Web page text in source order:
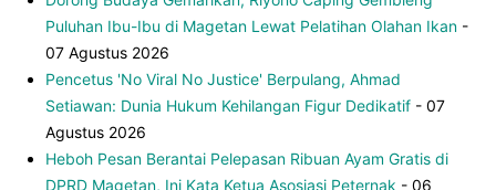
Puluhan Ibu-Ibu di Magetan Lewat Pelatihan Olahan Ikan -
07 Agustus 2026
Pencetus 'No Viral No Justice' Berpulang, Ahmad
Setiawan: Dunia Hukum Kehilangan Figur Dedikatif - 07
Agustus 2026
Heboh Pesan Berantai Pelepasan Ribuan Ayam Gratis di
DPRD Magetan, Ini Kata Ketua Asosiasi Peternak - 06